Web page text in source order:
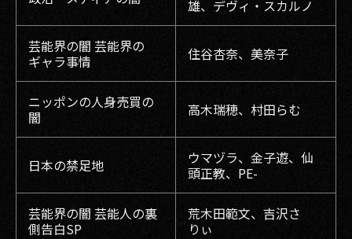
雄、デヴィ・スカルノ
芸能界の闇 芸能界の
ギャラ事情
住谷杏奈、美奈子
ニッポンの人身売買の
闇
高木瑞穂、村田らむ
日本の禁足地
ウマヅラ、金子遊、仙
頭正教、PE-
芸能界の闇 芸能人の裏
側告白SP
荒木田範文、吉沢さ
りぃ